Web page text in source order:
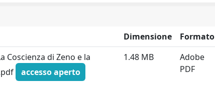
Dimensione
Formato
Coscienza di Zeno e la
accesso aperto
1.48 MB
Adobe
PDF